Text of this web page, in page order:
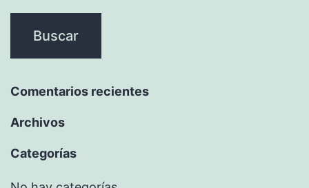
Comentarios recientes
Archivos
Categorías